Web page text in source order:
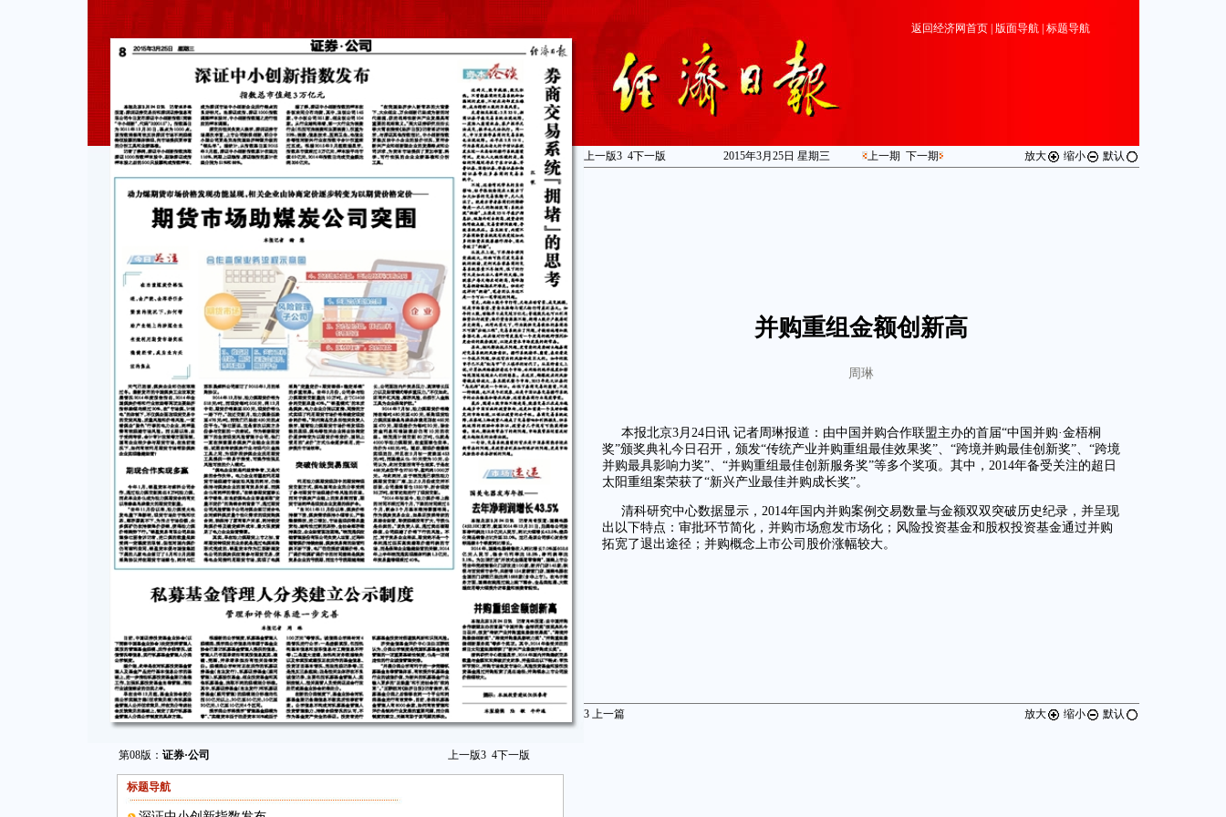
第08版： 证券·公司 上一版3 4下一版
标题导航
返回经济网首页| 版面导航| 标题导航
上一版3 4下一版 2015年3月25日 星期三 上一期 下一期 放大 缩小 默认
并购重组金额创新高
周琳
本报北京3月24日讯 记者周琳报道：由中国并购合作联盟主办的首届“中国并购·金梧桐
奖”颁奖典礼今日召开，颁发“传统产业并购重组最佳效果奖”、“跨境并购最佳创新奖”、“跨境
并购最具影响力奖”、“并购重组最佳创新服务奖”等多个奖项。其中，2014年备受关注的超日
太阳重组案荣获了“新兴产业最佳并购成长奖”。
清科研究中心数据显示，2014年国内并购案例交易数量与金额双双突破历史纪录，并呈现
出以下特点：审批环节简化，并购市场愈发市场化；风险投资基金和股权投资基金通过并购
拓宽了退出途径；并购概念上市公司股价涨幅较大。
3上一篇 放大 缩小 默认